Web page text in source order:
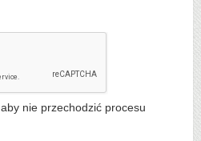
, aby nie przechodzić procesu